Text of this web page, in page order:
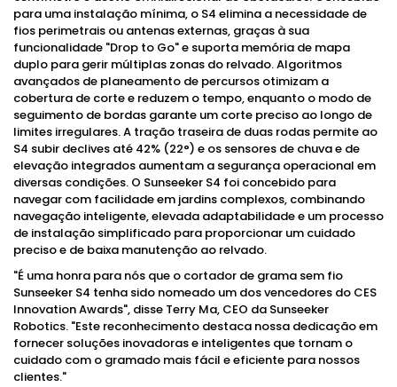
para uma instalação mínima, o S4 elimina a necessidade de
fios perimetrais ou antenas externas, graças à sua
funcionalidade "Drop to Go" e suporta memória de mapa
duplo para gerir múltiplas zonas do relvado. Algoritmos
avançados de planeamento de percursos otimizam a
cobertura de corte e reduzem o tempo, enquanto o modo de
seguimento de bordas garante um corte preciso ao longo de
limites irregulares. A tração traseira de duas rodas permite ao
S4 subir declives até 42% (22°) e os sensores de chuva e de
elevação integrados aumentam a segurança operacional em
diversas condições. O Sunseeker S4 foi concebido para
navegar com facilidade em jardins complexos, combinando
navegação inteligente, elevada adaptabilidade e um processo
de instalação simplificado para proporcionar um cuidado
preciso e de baixa manutenção ao relvado.
"É uma honra para nós que o cortador de grama sem fio
Sunseeker S4 tenha sido nomeado um dos vencedores do CES
Innovation Awards", disse Terry Ma, CEO da Sunseeker
Robotics. "Este reconhecimento destaca nossa dedicação em
fornecer soluções inovadoras e inteligentes que tornam o
cuidado com o gramado mais fácil e eficiente para nossos
clientes."